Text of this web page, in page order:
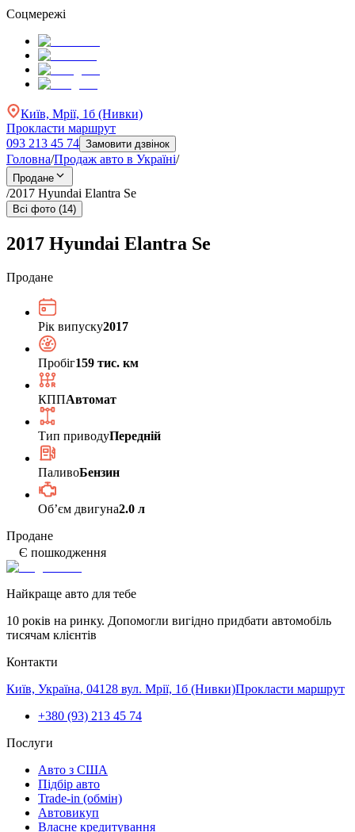
Соцмережі
Київ, Мрії, 1б (Нивки)
Прокласти маршрут
093 213 45 74 Замовити дзвінок
Головна/Продаж авто в Україні/
Продане
/2017 Hyundai Elantra Se
Всі фото (14)
2017 Hyundai Elantra Se
Продане
Рік випуску2017
Пробіг159 тис. км
КППАвтомат
Тип приводуПередній
ПаливоБензин
Обʼєм двигуна2.0 л
Продане
Є пошкодження
Найкраще авто для тебе
10 років на ринку. Допомогли вигідно придбати автомобіль
тисячам клієнтів
Контакти
Київ, Україна, 04128 вул. Мрії, 1б (Нивки)Прокласти маршрут
+380 (93) 213 45 74
Послуги
Авто з США
Підбір авто
Trade-in (обмін)
Автовикуп
Власне кредитування